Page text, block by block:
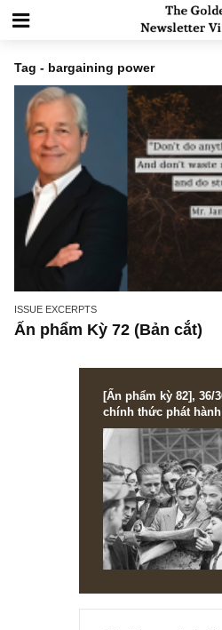
Tag - bargaining power
Ấn phẩm Kỳ 72 (Bản
[Ấn phẩm kỳ 82],
chính thức phát